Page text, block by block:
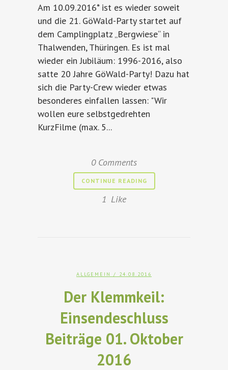
Am 10.09.2016* ist es wieder soweit
und die 21. GöWald-Party startet auf
dem Camplingplatz „Bergwiese“ in
Thalwenden, Thüringen. Es ist mal
wieder ein Jubiläum: 1996-2016, also
satte 20 Jahre GöWald-Party! Dazu hat
sich die Party-Crew wieder etwas
besonderes einfallen lassen: "Wir
wollen eure selbstgedrehten
KurzFilme (max. 5...
0 Comments
CONTINUE READING
1 Like
ALLGEMEIN / 24.08.2016
Der Klemmkeil:
Einsendeschluss
Beiträge 01. Oktober
2016